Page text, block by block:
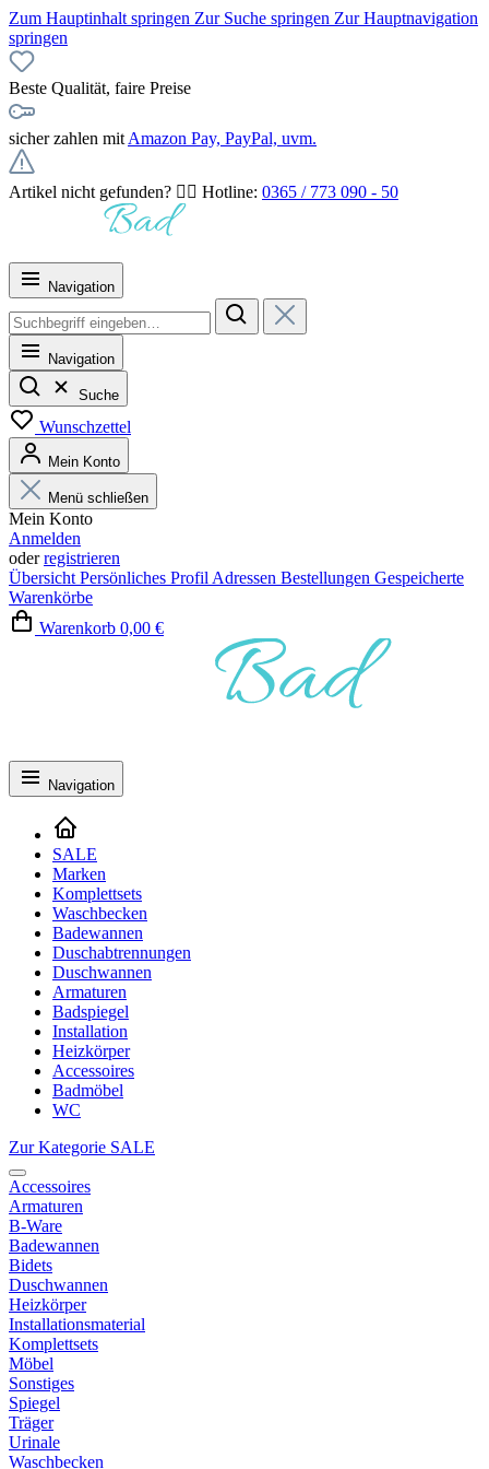
Zum Hauptinhalt springen Zur Suche springen Zur Hauptnavigation
springen
Beste Qualität, faire Preise
sicher zahlen mit Amazon Pay, PayPal, uvm.
Artikel nicht gefunden? 👉🏻 Hotline: 0365 / 773 090 - 50
Navigation
Navigation
Suche
Wunschzettel
Mein Konto
Menü schließen
Mein Konto
Anmelden
oderregistrieren
Übersicht Persönliches Profil Adressen Bestellungen Gespeicherte
Warenkörbe
Warenkorb 0,00 €
Navigation
SALE
Marken
Komplettsets
Waschbecken
Badewannen
Duschabtrennungen
Duschwannen
Armaturen
Badspiegel
Installation
Heizkörper
Accessoires
Badmöbel
WC
Zur Kategorie SALE
Accessoires
Armaturen
B-Ware
Badewannen
Bidets
Duschwannen
Heizkörper
Installationsmaterial
Komplettsets
Möbel
Sonstiges
Spiegel
Träger
Urinale
Waschbecken